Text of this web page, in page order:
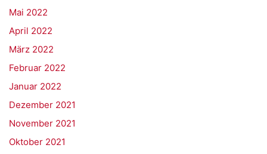
Mai 2022
April 2022
März 2022
Februar 2022
Januar 2022
Dezember 2021
November 2021
Oktober 2021